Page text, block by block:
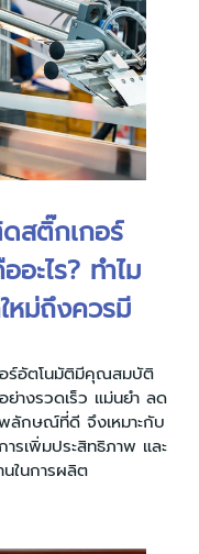
สติ๊กเกอร์
อะไร? ทำไม
หม่ถึงควรมี
ร์อัตโนมัติมีคุณสมบัติ
างรวดเร็ว แม่นยำ ลด
ลักษณ์ที่ดี จึงเหมาะกับ
รเพิ่มประสิทธิภาพ และ
นในการผลิต